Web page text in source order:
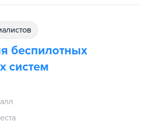
беспилотных
систем